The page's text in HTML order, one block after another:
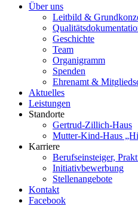
Über uns
Leitbild &
Geschichte
Team
Organigramm
Spenden
Ehrenamt &
Aktuelles
Leistungen
Standorte
Gertrud-Zillich-Haus
Mutter-Kind-Haus
Karriere
Berufseinsteiger,
Initiativbewerbung
Stellenangebote
Kontakt
Facebook